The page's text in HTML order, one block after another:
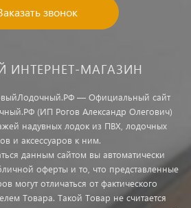
звонок
ИНТЕРНЕТ-МАГАЗИН
— Официальный сайт
(ИП Рогов Александр Олегович)
надувных лодок из ПВХ, лодочных
и аксессуаров к ним.
данным сайтом вы автоматически
оферты и то, что представленные
могут отличаться от фактического
Товара. Такой Товар не считается